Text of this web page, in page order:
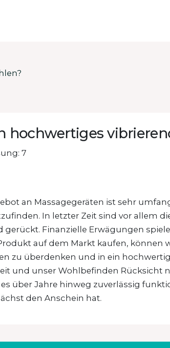
hochwertiges
7
an Massagegeräten ist sehr
In letzter Zeit sind vor allem
Finanzielle Erwägungen
auf dem Markt kaufen, können
zu überdenken und in ein
und unser Wohlbefinden Rücksicht
über Jahre hinweg zuverlässig
den Anschein hat.